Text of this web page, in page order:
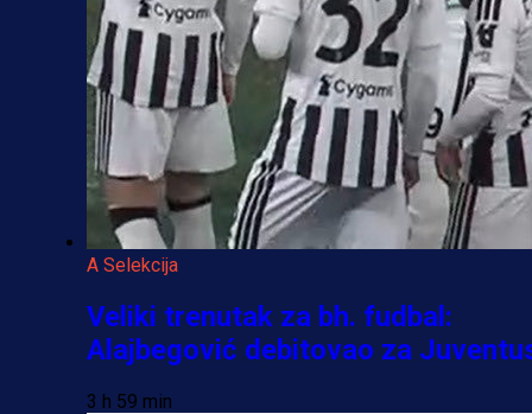
A Selekcija
Veliki trenutak za bh. fudbal:
Alajbegović debitovao za
3 h 59 min